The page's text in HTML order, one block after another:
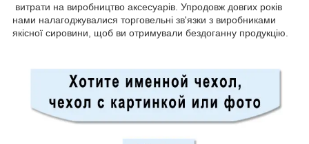
витрати на виробництво аксесуарів. Упродовж довгих років
нами налагоджувалися торговельні зв'язки з виробниками
якісної сировини, щоб ви отримували бездоганну продукцію.